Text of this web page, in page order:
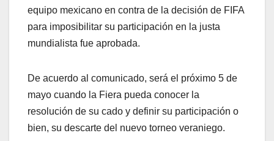
equipo mexicano en contra de la decisión de FIFA
para imposibilitar su participación en la justa
mundialista fue aprobada.
De acuerdo al comunicado, será el próximo 5 de
mayo cuando la Fiera pueda conocer la
resolución de su cado y definir su participación o
bien, su descarte del nuevo torneo veraniego.